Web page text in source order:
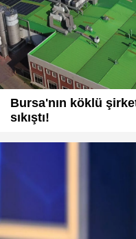
Bursa'nın köklü
sıkıştı!